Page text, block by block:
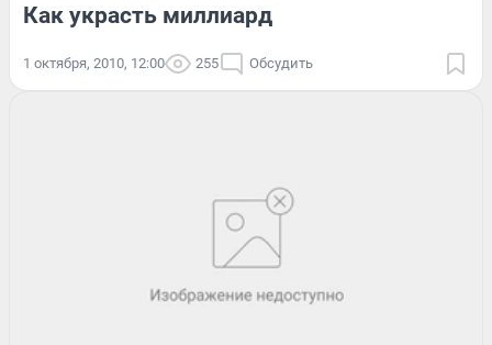
Как украсть миллиард
1 октября, 2010, 12:00 255 Обсудить